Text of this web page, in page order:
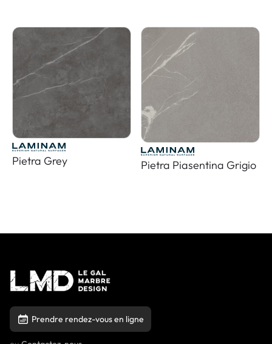
Pietra Grey Pietra Piasentina Grigio
Prendre rendez-vous en ligne